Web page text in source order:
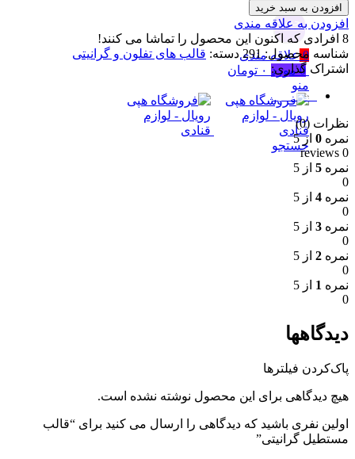
جستجو
0 علاقه مندی
0 مورد ۰ تومان
منو
جستجو
افزودن به سبد خرید
افزودن به علاقه مندی
8 افرادی که اکنون این محصول را تماشا می کنند!
شناسه محصول:291 دسته: قالب های تفلون و گرانیتی
اشتراک گذاری:
نظرات (0)
نظرات (0)
نمره 0 از 5
0 reviews
نمره 5 از 5
0
نمره 4 از 5
0
نمره 3 از 5
0
نمره 2 از 5
0
نمره 1 از 5
0
دیدگاهها
پاک‌کردن فیلترها
هیچ دیدگاهی برای این محصول نوشته نشده است.
اولین نفری باشید که دیدگاهی را ارسال می کنید برای “قالب
مستطیل گرانیتی”